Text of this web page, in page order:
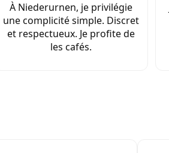
À Niederurnen, je privilégie
une complicité simple. Discret
et respectueux. Je profite de
les cafés.